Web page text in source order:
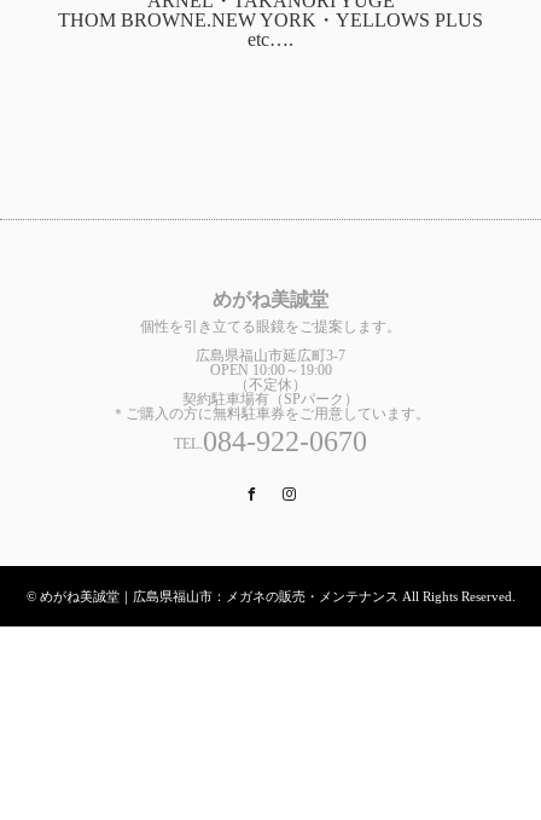
THOM BROWNE.NEW YORK・YELLOWS PLUS
etc….
めがね美誠堂
個性を引き立てる眼鏡をご提案します。
広島県福山市延広町3-7
OPEN 10:00～19:00
（不定休）
契約駐車場有（SPパーク）
＊ご購入の方に無料駐車券をご用意しています。
TEL.084-922-0670
Facebook
© めがね美誠堂｜広島県福山市：メガネの販売・メンテナンス All Rights Reserved.